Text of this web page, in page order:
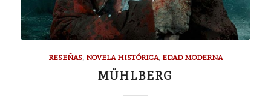
RESEÑAS, NOVELA HISTÓRICA, EDAD MODERNA
MÜHLBERG